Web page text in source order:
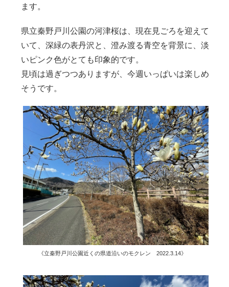
ます。
県立秦野戸川公園の河津桜は、現在見ごろを迎えて
いて、深緑の表丹沢と、澄み渡る青空を背景に、淡
いピンク色がとても印象的です。
見頃は過ぎつつありますが、今週いっぱいは楽しめ
そうです。
《立秦野戸川公園近くの県道沿いのモクレン 2022.3.14》